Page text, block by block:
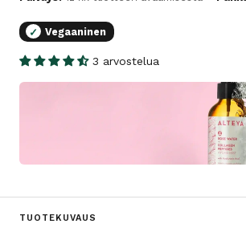
✓ Vegaaninen
3 arvostelua
TUOTEKUVAUS